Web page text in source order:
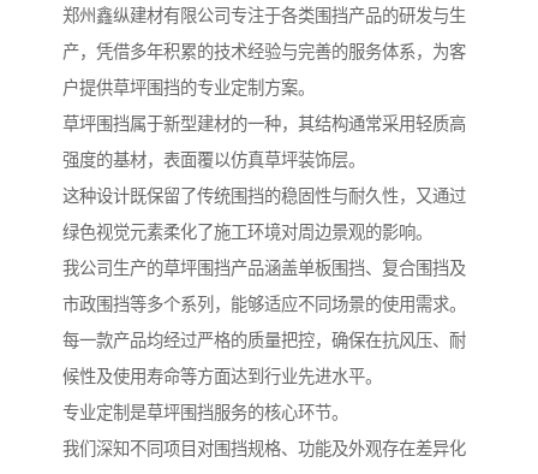
郑州鑫纵建材有限公司专注于各类围挡产品的研发与生
产，凭借多年积累的技术经验与完善的服务体系，为客
户提供草坪围挡的专业定制方案。
草坪围挡属于新型建材的一种，其结构通常采用轻质高
强度的基材，表面覆以仿真草坪装饰层。
这种设计既保留了传统围挡的稳固性与耐久性，又通过
绿色视觉元素柔化了施工环境对周边景观的影响。
我公司生产的草坪围挡产品涵盖单板围挡、复合围挡及
市政围挡等多个系列，能够适应不同场景的使用需求。
每一款产品均经过严格的质量把控，确保在抗风压、耐
候性及使用寿命等方面达到行业先进水平。
专业定制是草坪围挡服务的核心环节。
我们深知不同项目对围挡规格、功能及外观存在差异化